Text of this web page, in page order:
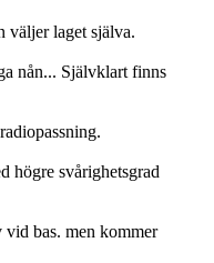
väljer laget själva.
nån... Självklart finns
högre svårighetsgrad
bas. men kommer